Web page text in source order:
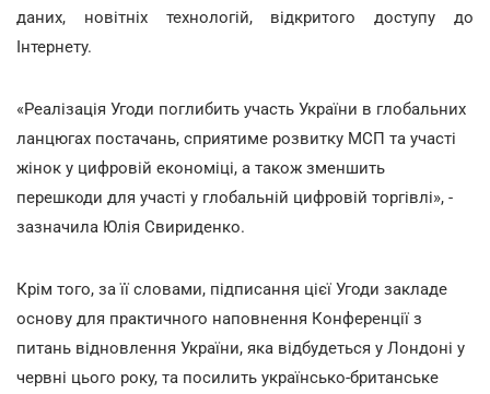
даних, новітніх технологій, відкритого доступу до
Інтернету.
«Реалізація Угоди поглибить участь України в глобальних
ланцюгах постачань, сприятиме розвитку МСП та участі
жінок у цифровій економіці, а також зменшить
перешкоди для участі у глобальній цифровій торгівлі», -
зазначила Юлія Свириденко.
Крім того, за її словами, підписання цієї Угоди закладе
основу для практичного наповнення Конференції з
питань відновлення України, яка відбудеться у Лондоні у
червні цього року, та посилить українсько-британське